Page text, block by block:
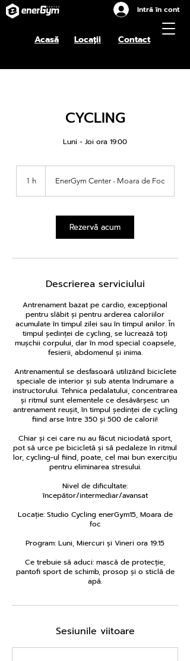
OFERTE ENERGYM
Intră în cont
Acasă Locații Contact
CYCLING
Luni - Joi ora 19:00
1 h1 EnerGym Center - Moara de Foc
Rezervă acum
Descrierea serviciului
Antrenament bazat pe cardio, excepțional
pentru slăbit și pentru arderea caloriilor
acumulate în timpul zilei sau în timpul anilor. În
timpul ședinței de cycling, se lucrează toți
mușchii corpului, dar în mod special coapsele,
fesierii, abdomenul și inima.
Antrenamentul se desfasoară utilizând biciclete
speciale de interior și sub atenta îndrumare a
instructorului. Tehnica pedalatului, concentrarea
și ritmul sunt elementele ce desăvârșesc un
antrenament reușit, în timpul ședinței de cycling
fiind arse între 350 și 500 de calorii!
Chiar și cei care nu au făcut niciodată sport,
pot să urce pe bicicletă și să pedaleze în ritmul
lor, cycling-ul fiind, poate, cel mai bun exercițiu
pentru eliminarea stresului.
Nivel de dificultate:
începător/intermediar/avansat
Locație: Studio Cycling enerGym15, Moara de
foc
Program: Luni, Miercuri și Vineri ora 19:15
Ce trebuie să aduci: mască de protecție,
pantofi sport de schimb, prosop și o sticlă de
apă.
Sesiunile viitoare